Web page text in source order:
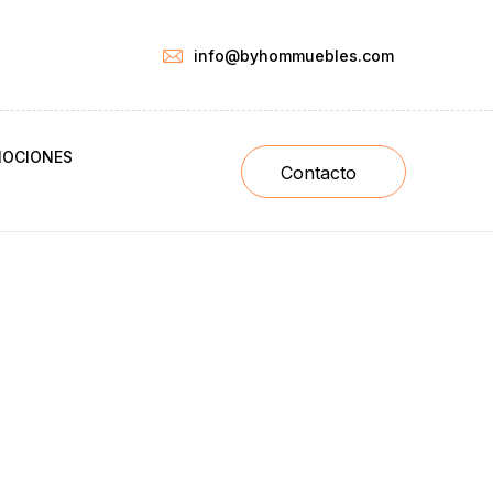
info@byhommuebles.com
Contacto